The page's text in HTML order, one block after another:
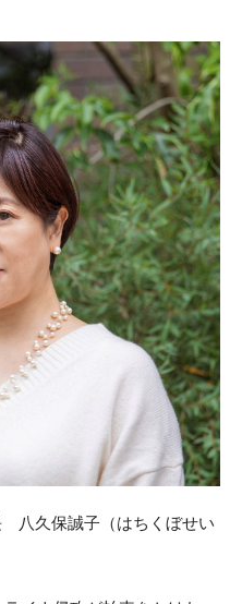
八久保誠子（はちくぼせい